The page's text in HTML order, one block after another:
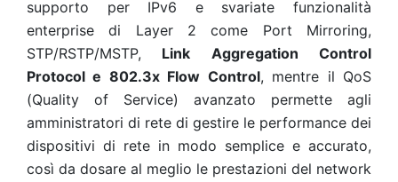
supporto per IPv6 e svariate funzionalità
enterprise di Layer 2 come Port Mirroring,
STP/RSTP/MSTP, Link Aggregation Control
Protocol e 802.3x Flow Control, mentre il QoS
(Quality of Service) avanzato permette agli
amministratori di rete di gestire le performance dei
dispositivi di rete in modo semplice e accurato,
così da dosare al meglio le prestazioni del network